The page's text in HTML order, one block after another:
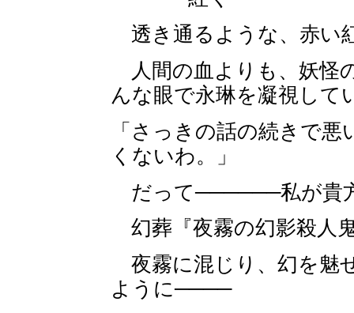
透き通るような、赤い
人間の血よりも、妖怪
んな眼で永琳を凝視して
「さっきの話の続きで
くないわ。」
だって──────私が貴
幻葬『夜霧の幻影殺人
夜霧に混じり、幻を魅
ように────